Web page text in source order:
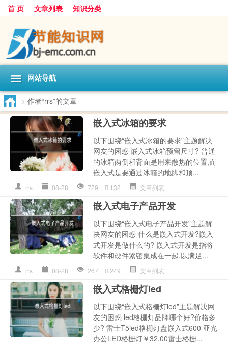
首 页 文章列表 知识分类
网站导航
> 作者“rrs”的文章
嵌入式冰箱的要求
以下围绕“嵌入式冰箱的要求”主题解决
网友的困惑 嵌入式冰箱预留尺寸? 普通
的冰箱两侧和背面是用来散热的位置,而
嵌入式是要通过冰箱的地脚和顶...
rrs 08-28 729 132 文章列表
嵌入式电子产品开发
以下围绕“嵌入式电子产品开发”主题解
决网友的困惑 什么是嵌入式开发?嵌入
式开发是做什么的? 嵌入式开发是指将
软件和硬件紧密集成在一起,以满足...
rrs 08-28 267 249 文章列表
嵌入式格栅灯led
以下围绕“嵌入式格栅灯led”主题解决网
友的困惑 led格栅灯品牌哪个好?价格多
少? 雷士T5led格栅灯盘嵌入式600 亚光
办公LED格栅灯￥32.00雷士格栅...